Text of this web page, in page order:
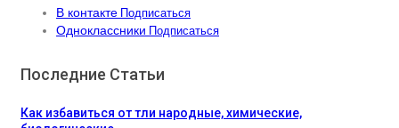
В контакте Подписаться
Одноклассники Подписаться
Последние Статьи
Как избавиться от тли народные, химические,